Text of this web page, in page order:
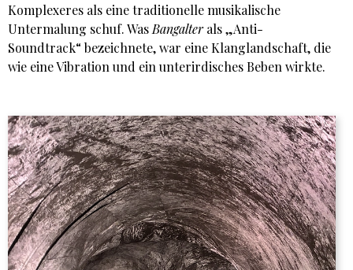
Komplexeres als eine traditionelle musikalische
Untermalung schuf. Was Bangalterals „Anti-
Soundtrack“ bezeichnete, war eine Klanglandschaft, die
wie eine Vibration und ein unterirdisches Beben wirkte.